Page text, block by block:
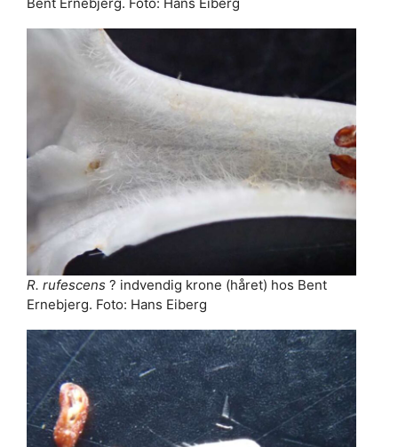
R. rufescens ? indvendig krone (håret) hos Bent
Ernebjerg. Foto: Hans Eiberg